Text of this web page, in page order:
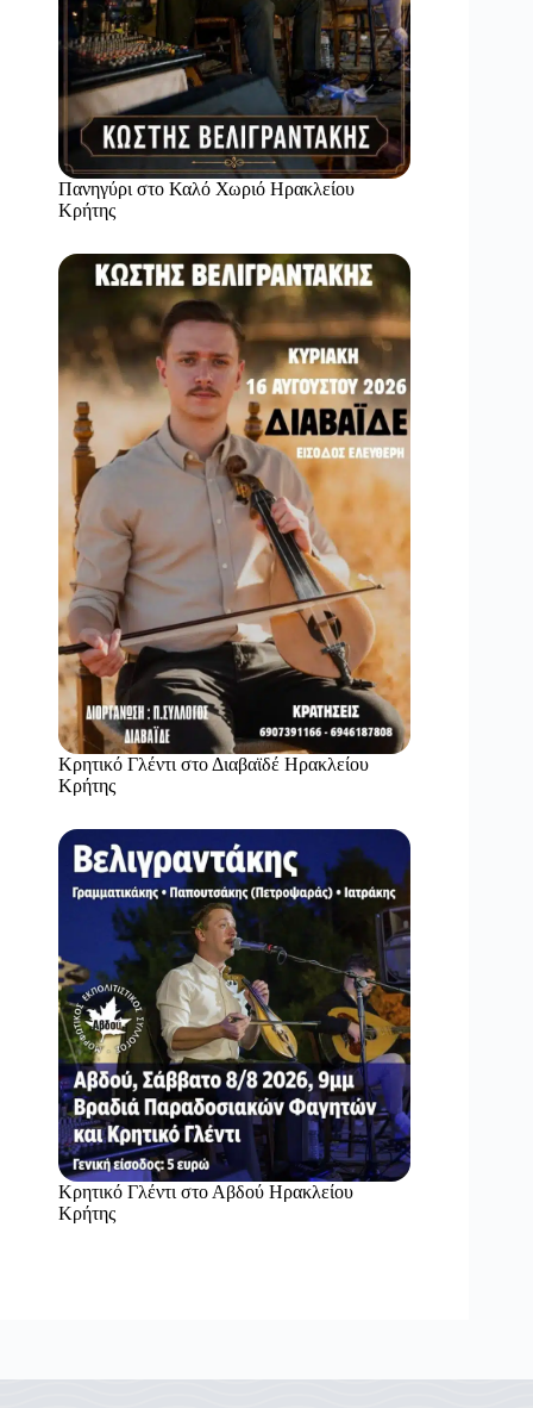
Πανηγύρι στο Καλό Χωριό Ηρακλείου
Κρήτης
Κρητικό Γλέντι στο Διαβαϊδέ Ηρακλείου
Κρήτης
Κρητικό Γλέντι στο Αβδού Ηρακλείου
Κρήτης